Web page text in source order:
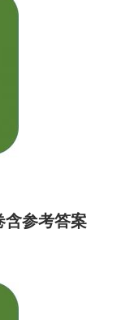
含参考答案